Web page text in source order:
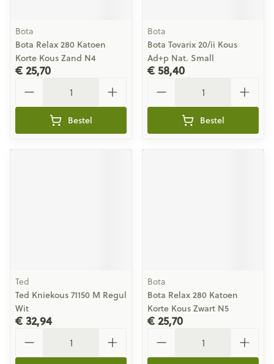
Bota
Bota Relax 280 Katoen
Korte Kous Zand N4
€ 25,70
Bestel
Bota
Bota Tovarix 20/ii Kous
Ad+p Nat. Small
€ 58,40
Bestel
Ted
Ted Kniekous 71150 M Regul
Wit
€ 32,94
Bota
Bota Relax 280 Katoen
Korte Kous Zwart N5
€ 25,70